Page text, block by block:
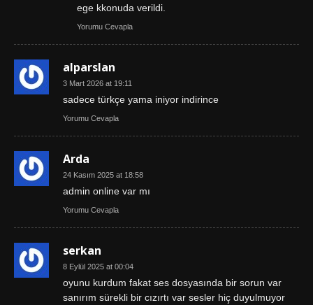
ege kkonuda verildi.
Yorumu Cevapla
alparslan
3 Mart 2026 at 19:11
sadece türkçe yama iniyor indirince
Yorumu Cevapla
Arda
24 Kasım 2025 at 18:58
admin online var mı
Yorumu Cevapla
serkan
8 Eylül 2025 at 00:04
oyunu kurdum fakat ses dosyasında bir sorun var
sanırım sürekli bir cızırtı var sesler hiç duyulmuyor